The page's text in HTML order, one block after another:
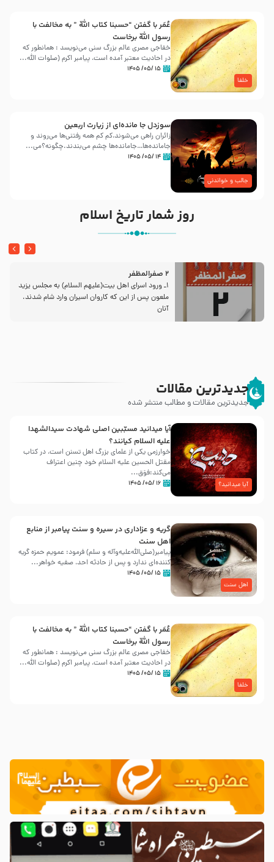
خلفا
عُمَر با گفتن “حسبنا كتاب اللّه ” به مخالفت با
رسول اللّه برخاست
خفاجی مصری عالم بزرگ سنی می‌نویسد : همانطور که
در احادیث معتبر آمده است، پیامبر اکرم (صلوات اللّه...
۱۵ /۰۵/ ۱۴۰۵
جالب و خواندنی
سوزدل جا مانده‌ای از زیارت اربعین
زائران راهی می‌شوند،کم‌ کم همه رفتنی‌ها می‌روند و
جامانده‌ها…جامانده‌ها چشم می‌بندند.چگونه؟می‌...
۱۴ /۰۵/ ۱۴۰۵
روز شمار تاریخ اسلام
2 صفرالمظفر
1ـ ورود اسراى اهل بیت‌(علیهم السلام) به مجلس یزید
ملعون پس از این كه كاروان اسیران وارد شام شدند،
آنان
جدیدترین مقالات
جدیدترین مقالات و مطالب منتشر شده
آیا میدانید؟
آیا میدانید مسبّبین اصلی شهادت سیدالشهدا
علیه ‌السلام کیانند؟
خوارزمی یکی از علمای بزرگ اهل تسنن است، در کتاب
مقتل الحسین علیه ‌السلام خود چنین اعتراف
می‌کند:فوَق...
۱۶ /۰۵/ ۱۴۰۵
اهل سنت
گریه و عزاداری در سیره و سنت پیامبر از منابع
اهل سنت
پیامبر(صلی‌الله‌علیه‌وآله و سلم) فرمود: عمویم حمزه گریه
کننده‌ای ندارد و پس از حادثه احد، صفیه خواهر...
۱۵ /۰۵/ ۱۴۰۵
خلفا
عُمَر با گفتن “حسبنا كتاب اللّه ” به مخالفت با
رسول اللّه برخاست
خفاجی مصری عالم بزرگ سنی می‌نویسد : همانطور که
در احادیث معتبر آمده است، پیامبر اکرم (صلوات اللّه...
۱۵ /۰۵/ ۱۴۰۵